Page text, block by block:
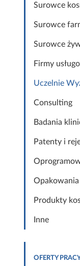
Surowce
Surowce
Surowce
Firmy
Uczelnie
Consulting
Badania
Patenty i
Opakowania
Produkty
Inne
OFERTY